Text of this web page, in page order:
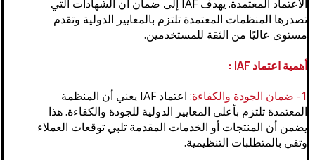
الاعتماد المعتمدة. يهدف IAF إلى ضمان أن الشهادات التي
تصدرها المنظمات المعتمدة تلتزم بالمعايير الدولية وتقدم
مستوى عاليًا من الثقة للمستخدمين.
أهمية اعتماد IAF :
1- ضمان الجودة والكفاءة:
اعتماد IAF يعني أن المنظمة
المعتمدة تلتزم بأعلى المعايير الدولية للجودة والكفاءة. هذا
يضمن أن المنتجات أو الخدمات المقدمة تلبي توقعات العملاء
وتفي بالمتطلبات التنظيمية.